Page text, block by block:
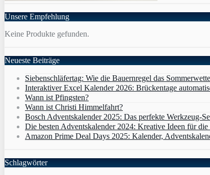
Unsere Empfehlung
Keine Produkte gefunden.
Neueste Beiträge
Siebenschläfertag: Wie die Bauernregel das
Interaktiver Excel Kalender 2026: Brückentage
Wann ist Pfingsten?
Wann ist Christi Himmelfahrt?
Bosch Adventskalender 2025: Das perfekte Werkzeug-
Die besten Adventskalender 2024: Kreative Ideen für
Amazon Prime Deal Days 2025: Kalender,
Schlagwörter